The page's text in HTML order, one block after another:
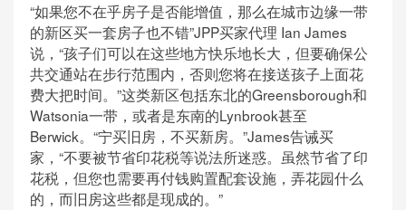
“如果您不在乎房子是否能增值，那么在城市边缘一带
的新区买一套房子也不错”JPP买家代理 Ian James
说，“孩子们可以在这些地方快乐地长大，但要确保公
共交通站在步行范围内，否则您将在接送孩子上面花
费大把时间。”这类新区包括东北的Greensborough和
Watsonia一带，或者是东南的Lynbrook甚至
Berwick。“宁买旧房，不买新房。”James告诫买
家，“不要被节省印花税等说法所迷惑。虽然节省了印
花税，但您也需要再付钱购置配套设施，弄花园什么
的，而旧房这些都是现成的。”